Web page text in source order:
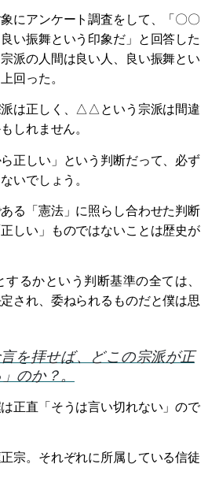
にアンケート調査をして、「〇〇
い振舞という印象だ」と回答した
派の人間は良い人、良い振舞とい
回った。
派は正しく、△△という宗派は間違
しれません。
正しい」という判断だって、必ず
いでしょう。
る「憲法」に照らし合わせた判断
しい」ものではないことは歴史が
るかという判断基準の全ては、
され、委ねられるものだと僕は思
言を拝せば、どこの宗派が正
のか？。
正直「そうは言い切れない」ので
宗。それぞれに所属している信徒